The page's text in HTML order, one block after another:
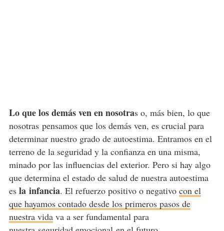
Lo que los demás ven en nosotras o, más bien, lo que
nosotras pensamos que los demás ven, es crucial para
determinar nuestro grado de autoestima. Entramos en el
terreno de la seguridad y la confianza en una misma,
minado por las influencias del exterior. Pero si hay algo
que determina el estado de salud de nuestra autoestima
es la infancia. El refuerzo positivo o negativo con el
que hayamos contado desde los primeros pasos de
nuestra vidava a ser fundamental para